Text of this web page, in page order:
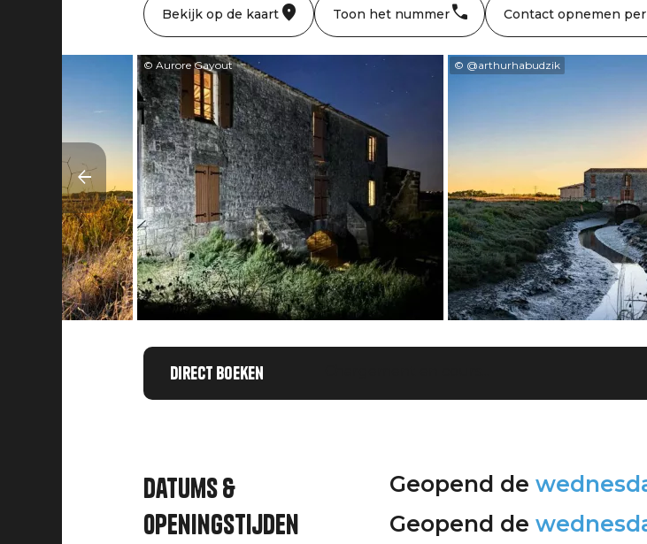
Bekijk op de kaart Toon het nummer Contact opnemen
© Aurore Gayout © @arthurhabudzik
Direct boeken
Datums &
openingstijden
Geopend de
Geopend de